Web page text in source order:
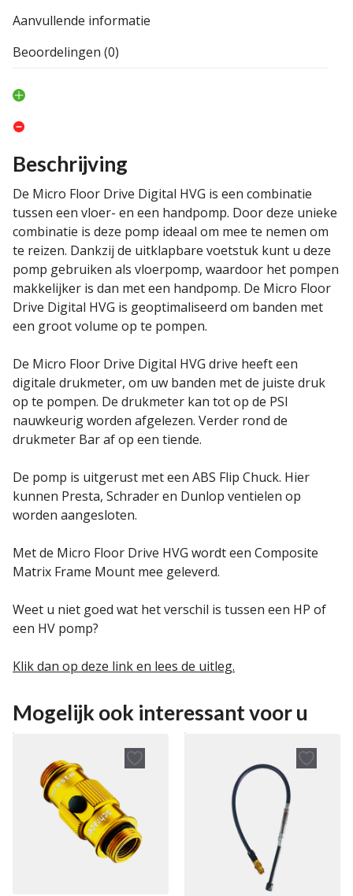
Aanvullende informatie
Beoordelingen (0)
Beschrijving
De Micro Floor Drive Digital HVG is een combinatie
tussen een vloer- en een handpomp. Door deze unieke
combinatie is deze pomp ideaal om mee te nemen om
te reizen. Dankzij de uitklapbare voetstuk kunt u deze
pomp gebruiken als vloerpomp, waardoor het pompen
makkelijker is dan met een handpomp. De Micro Floor
Drive Digital HVG is geoptimaliseerd om banden met
een groot volume op te pompen.
De Micro Floor Drive Digital HVG drive heeft een
digitale drukmeter, om uw banden met de juiste druk
op te pompen. De drukmeter kan tot op de PSI
nauwkeurig worden afgelezen. Verder rond de
drukmeter Bar af op een tiende.
De pomp is uitgerust met een ABS Flip Chuck. Hier
kunnen Presta, Schrader en Dunlop ventielen op
worden aangesloten.
Met de Micro Floor Drive HVG wordt een Composite
Matrix Frame Mount mee geleverd.
Weet u niet goed wat het verschil is tussen een HP of
een HV pomp?
Klik dan op deze link en lees de uitleg.
Mogelijk ook interessant voor u